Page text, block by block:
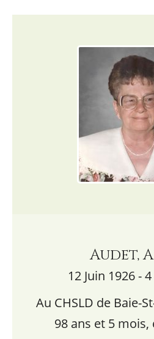
Audet,
12 Juin 1926 -
Au CHSLD de Baie-
98 ans et 5 mois,